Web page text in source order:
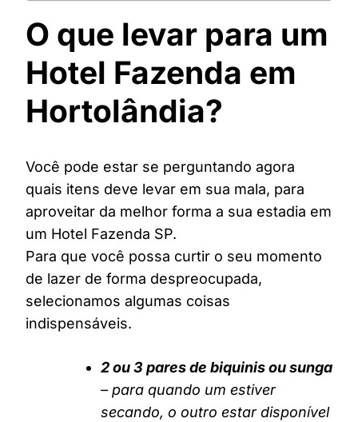
O que levar para um
Hotel Fazenda em
Hortolândia?
Você pode estar se perguntando agora
quais itens deve levar em sua mala, para
aproveitar da melhor forma a sua estadia em
um Hotel Fazenda SP.
Para que você possa curtir o seu momento
de lazer de forma despreocupada,
selecionamos algumas coisas
indispensáveis.
2 ou 3 pares de biquinis ou sunga
– para quando um estiver
secando, o outro estar disponível